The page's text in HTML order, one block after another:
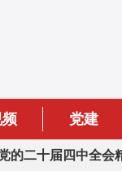
党建
的二十届四中全会